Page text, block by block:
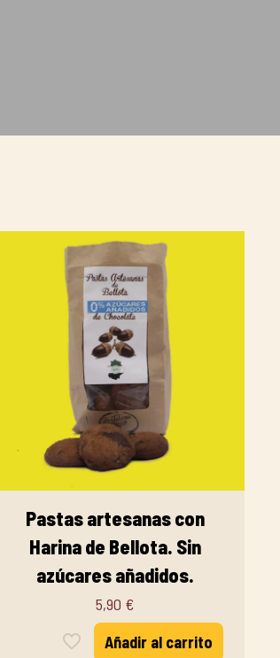
Pastas artesanas con
Harina de Bellota. Sin
azúcares añadidos.
5,90 €
Añadir al carrito